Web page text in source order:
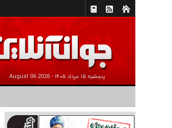
پنجشنبه ۱۵ مرداد ۱۴۰۵ - 2026 August 06